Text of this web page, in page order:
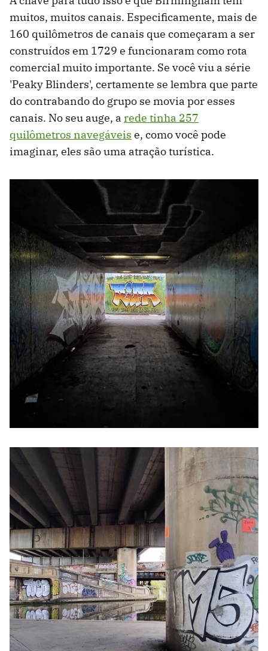
muitos, muitos canais. Especificamente, mais de
160 quilômetros de canais que começaram a ser
construídos em 1729 e funcionaram como rota
comercial muito importante. Se você viu a série
'Peaky Blinders', certamente se lembra que parte
do contrabando do grupo se movia por esses
canais. No seu auge, a rede tinha 257
quilômetros navegáveis ​​e, como você pode
imaginar, eles são uma atração turística.